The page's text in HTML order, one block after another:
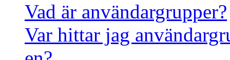
Vad är användargrupper?
Var hittar jag